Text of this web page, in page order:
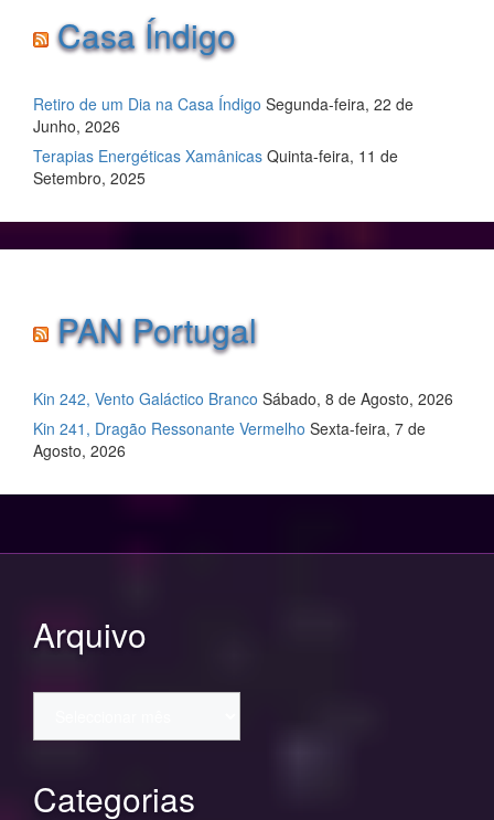
Casa Índigo
Retiro de um Dia na Casa Índigo Segunda-feira, 22 de
Junho, 2026
Terapias Energéticas Xamânicas Quinta-feira, 11 de
Setembro, 2025
PAN Portugal
Kin 242, Vento Galáctico Branco Sábado, 8 de Agosto, 2026
Kin 241, Dragão Ressonante Vermelho Sexta-feira, 7 de
Agosto, 2026
Arquivo
Categorias